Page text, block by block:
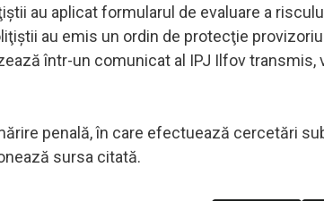
au aplicat formularul de evaluare a
au emis un ordin de protecţie
într-un comunicat al IPJ Ilfov transmis,
penală, în care efectuează cercetări
sursa citată.